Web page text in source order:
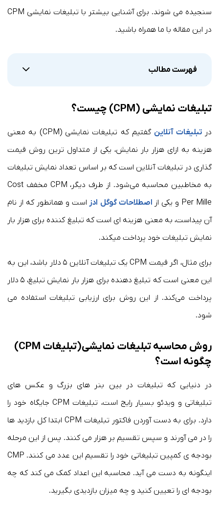
سنجیده می شوند. برای آشنایی بیشتر با تبلیغات نمایشی CPM
در این مقاله با ما همراه باشید.
فهرست مطالب
تبلیغات نمایشی (CPM) چیست؟
در تبلیغات آنلاین
گفتیم که تبلیغات نمایشی (CPM) به معنی
هزینه به ازای هزار بار نمایش، یکی از متداول ترین روش قیمت
گذاری در تبلیغات آنلاین است که بر اساس تعداد نمایش تبلیغات
به مخاطبین محاسبه می‌شود. از طرف دیگر، CPM مخفف Cost
Per Mille و یکی از
اصطلاحات گوگل ادز است و همانطور که از نام
آن پیداست، به معنی هزینه ای است که تبلیغ کننده برای هزار بار
نمایش تبلیغات خود پرداخت میکند.
برای مثال، اگر قیمت CPM یک تبلیغات آنلاین ۵ دلار باشد، این به
این معنی است که تبلیغ دهنده برای هزار بار نمایش تبلیغ، ۵ دلار
پرداخت می‌کند. از این روش برای ارزیابی تبلیغات استفاده می
شود.
روش محاسبه تبلیغات نمایشی(تبلیغات CPM)
چگونه است؟
در دنیایی که تبلیغات در بین بنر های بزرگ و عکس های
تبلیغاتی و ویدئو بسیار رایج است، تبلیغات CPM جایگاه خود را
دارد. برای به دست آوردن فاکتور تبلیغات CPM ابتدا کل بازدید ها
را در می آورند و سپس تقسیم بر هزار می کنند. پس از این مرحله
بودجه ی کمپین تبلیغاتی خود را تقسیم این عدد می کنند. CMP
اینگونه به دست می آید. محاسبه این اعداد کمک می کند که چه
بودجه ای را تعیین کنید و چه میزان بازدیدی بگیرید.